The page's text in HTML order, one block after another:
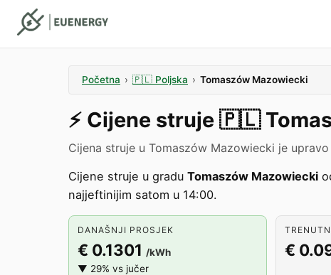
Početna › 🇵🇱 Poljska › Tomaszów Mazowiecki
⚡️ Cijene struje 🇵🇱
Cijena struje u Tomaszów Mazowiecki je
Cijene struje u gradu Tomaszów Mazowiecki
najjeftinijim satom u 14:00.
DANAŠNJI PROSJEK
€ 0.1301 /kWh
▼ 29% vs jučer
€